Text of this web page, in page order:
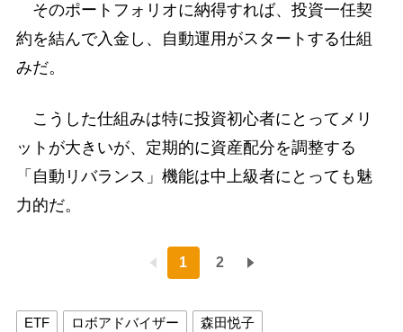
そのポートフォリオに納得すれば、投資一任契
約を結んで入金し、自動運用がスタートする仕組
みだ。
こうした仕組みは特に投資初心者にとってメリ
ットが大きいが、定期的に資産配分を調整する
「自動リバランス」機能は中上級者にとっても魅
力的だ。
1 2
ETF ロボアドバイザー 森田悦子